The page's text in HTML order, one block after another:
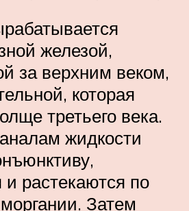
железой,
за верхним веком,
которая
третьего века.
жидкости
растекаются по
Затем